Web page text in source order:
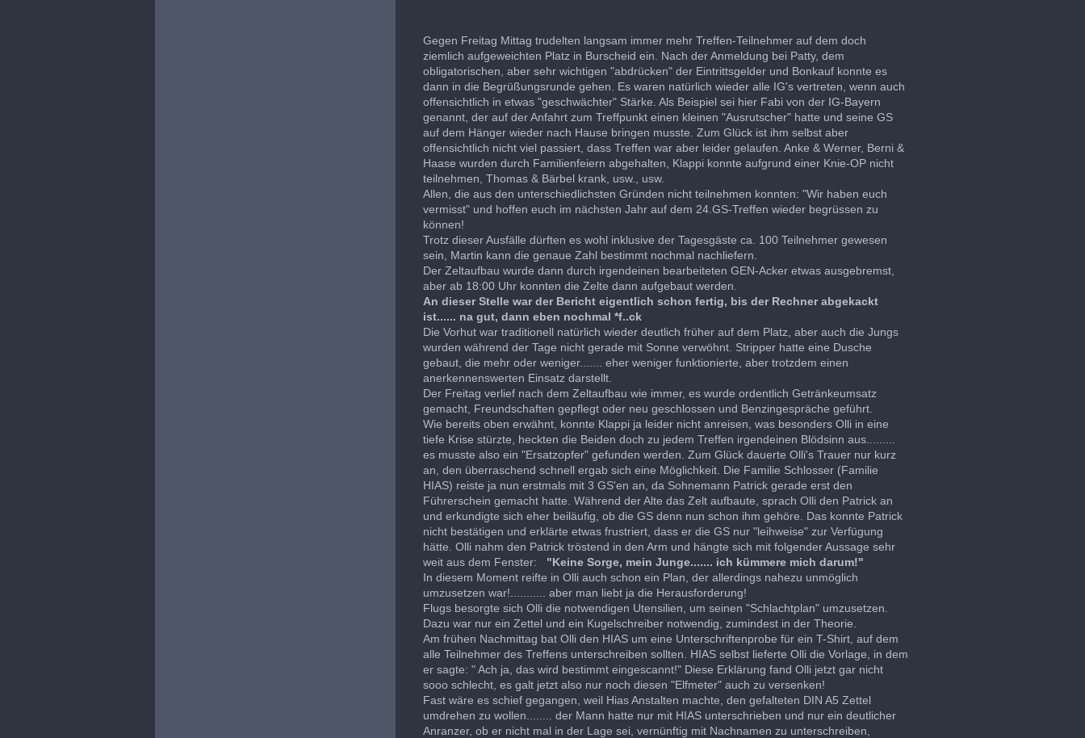
Gegen Freitag Mittag trudelten langsam immer mehr Treffen-Teilnehmer auf dem doch
ziemlich aufgeweichten Platz in Burscheid ein. Nach der Anmeldung bei Patty, dem
obligatorischen, aber sehr wichtigen "abdrücken" der Eintrittsgelder und Bonkauf konnte es
dann in die Begrüßungsrunde gehen. Es waren natürlich wieder alle IG's vertreten, wenn auch
offensichtlich in etwas "geschwächter" Stärke. Als Beispiel sei hier Fabi von der IG-Bayern
genannt, der auf der Anfahrt zum Treffpunkt einen kleinen "Ausrutscher" hatte und seine GS
auf dem Hänger wieder nach Hause bringen musste. Zum Glück ist ihm selbst aber
offensichtlich nicht viel passiert, dass Treffen war aber leider gelaufen. Anke & Werner, Berni &
Haase wurden durch Familienfeiern abgehalten, Klappi konnte aufgrund einer Knie-OP nicht
teilnehmen, Thomas & Bärbel krank, usw., usw.
Allen, die aus den unterschiedlichsten Gründen nicht teilnehmen konnten: "Wir haben euch
vermisst" und hoffen euch im nächsten Jahr auf dem 24.GS-Treffen wieder begrüssen zu
können!
Trotz dieser Ausfälle dürften es wohl inklusive der Tagesgäste ca. 100 Teilnehmer gewesen
sein, Martin kann die genaue Zahl bestimmt nochmal nachliefern.
Der Zeltaufbau wurde dann durch irgendeinen bearbeiteten GEN-Acker etwas ausgebremst,
aber ab 18:00 Uhr konnten die Zelte dann aufgebaut werden.
An dieser Stelle war der Bericht eigentlich schon fertig, bis der Rechner abgekackt
ist...... na gut, dann eben nochmal *f..ck
Die Vorhut war traditionell natürlich wieder deutlich früher auf dem Platz, aber auch die Jungs
wurden während der Tage nicht gerade mit Sonne verwöhnt. Stripper hatte eine Dusche
gebaut, die mehr oder weniger....... eher weniger funktionierte, aber trotzdem einen
anerkennenswerten Einsatz darstellt.
Der Freitag verlief nach dem Zeltaufbau wie immer, es wurde ordentlich Getränkeumsatz
gemacht, Freundschaften gepflegt oder neu geschlossen und Benzingespräche geführt.
Wie bereits oben erwähnt, konnte Klappi ja leider nicht anreisen, was besonders Olli in eine
tiefe Krise stürzte, heckten die Beiden doch zu jedem Treffen irgendeinen Blödsinn aus.........
es musste also ein "Ersatzopfer" gefunden werden. Zum Glück dauerte Olli's Trauer nur kurz
an, den überraschend schnell ergab sich eine Möglichkeit. Die Familie Schlosser (Familie
HIAS) reiste ja nun erstmals mit 3 GS'en an, da Sohnemann Patrick gerade erst den
Führerschein gemacht hatte. Während der Alte das Zelt aufbaute, sprach Olli den Patrick an
und erkundigte sich eher beiläufig, ob die GS denn nun schon ihm gehöre. Das konnte Patrick
nicht bestätigen und erklärte etwas frustriert, dass er die GS nur "leihweise" zur Verfügung
hätte. Olli nahm den Patrick tröstend in den Arm und hängte sich mit folgender Aussage sehr
weit aus dem Fenster: "Keine Sorge, mein Junge....... ich kümmere mich darum!"
In diesem Moment reifte in Olli auch schon ein Plan, der allerdings nahezu unmöglich
umzusetzen war!........... aber man liebt ja die Herausforderung!
Flugs besorgte sich Olli die notwendigen Utensilien, um seinen "Schlachtplan" umzusetzen.
Dazu war nur ein Zettel und ein Kugelschreiber notwendig, zumindest in der Theorie.
Am frühen Nachmittag bat Olli den HIAS um eine Unterschriftenprobe für ein T-Shirt, auf dem
alle Teilnehmer des Treffens unterschreiben sollten. HIAS selbst lieferte Olli die Vorlage, in dem
er sagte: " Ach ja, das wird bestimmt eingescannt!" Diese Erklärung fand Olli jetzt gar nicht
sooo schlecht, es galt jetzt also nur noch diesen "Elfmeter" auch zu versenken!
Fast wäre es schief gegangen, weil Hias Anstalten machte, den gefalteten DIN A5 Zettel
umdrehen zu wollen........ der Mann hatte nur mit HIAS unterschrieben und nur ein deutlicher
Anranzer, ob er nicht mal in der Lage sei, vernünftig mit Nachnamen zu unterschreiben,